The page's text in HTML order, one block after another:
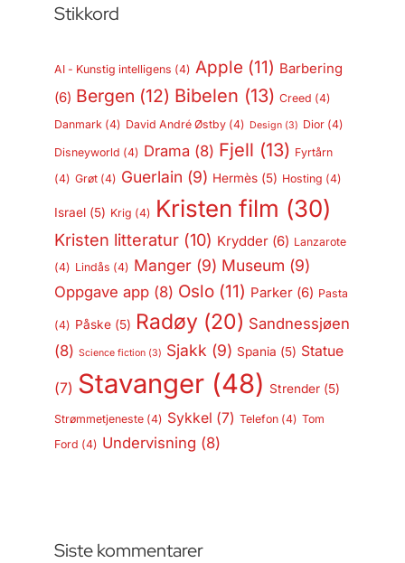
Stikkord
AI - Kunstig intelligens (4) Apple (11) Barbering
(6) Bergen (12) Bibelen (13) Creed (4)
Danmark (4) David André Østby(4) Design(3) Dior(4)
Disneyworld (4) Drama (8) Fjell (13) Fyrtårn
(4) Grøt(4) Guerlain (9) Hermès(5) Hosting (4)
Israel(5) Krig (4) Kristen film (30)
Kristen litteratur(10) Krydder(6) Lanzarote
(4) Lindås (4) Manger(9) Museum (9)
Oppgave app(8) Oslo(11) Parker(6) Pasta
(4) Påske(5) Radøy(20) Sandnessjøen
(8) Science fiction(3) Sjakk (9) Spania (5) Statue
(7) Stavanger(48) Strender(5)
Strømmetjeneste(4) Sykkel (7) Telefon(4) Tom
Ford (4) Undervisning (8)
Siste kommentarer